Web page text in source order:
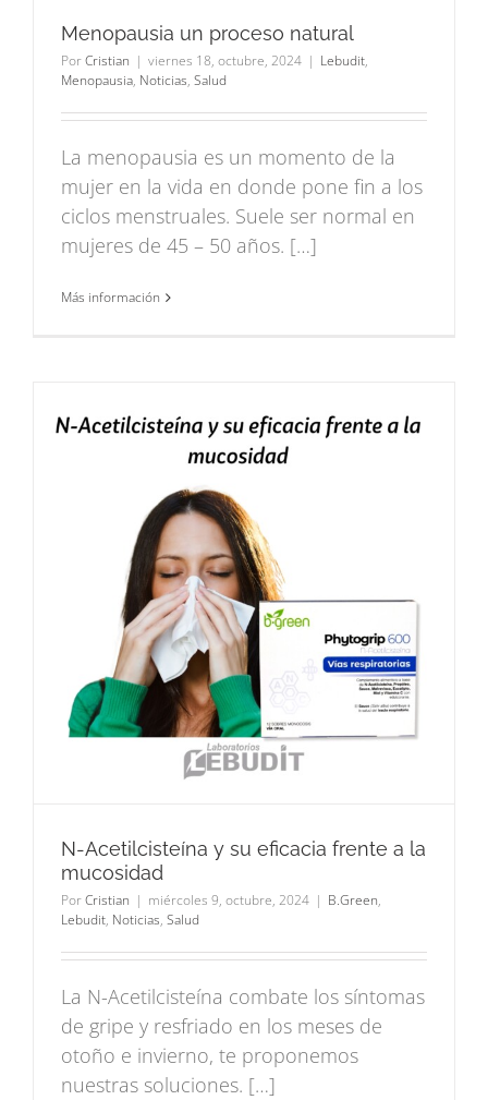
Menopausia un proceso natural
PorCristian | viernes 18, octubre, 2024 | Lebudit,
Menopausia, Noticias, Salud
La menopausia es un momento de la
mujer en la vida en donde pone fin a los
ciclos menstruales. Suele ser normal en
mujeres de 45 – 50 años. […]
Más información
N-Acetilcisteína y su eficacia frente a la
mucosidad
PorCristian | miércoles 9, octubre, 2024 | B.Green,
Lebudit, Noticias, Salud
La N-Acetilcisteína combate los síntomas
de gripe y resfriado en los meses de
otoño e invierno, te proponemos
nuestras soluciones. […]